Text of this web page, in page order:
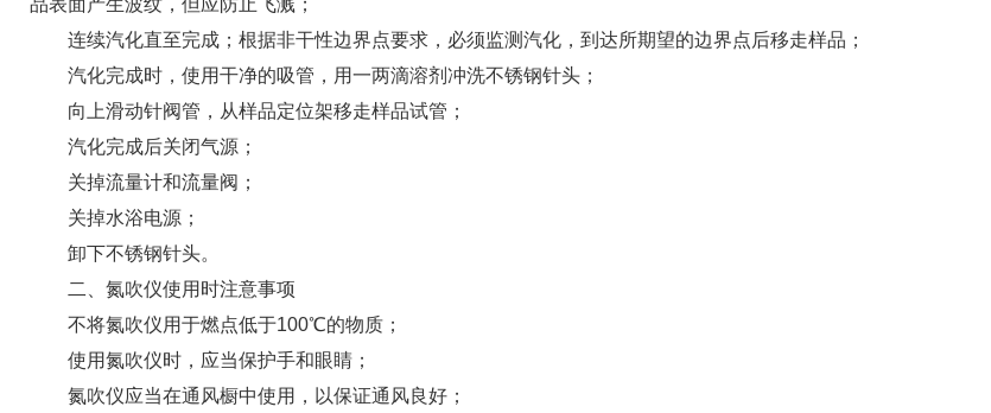
品表面产生波纹，但应防止飞溅；
连续汽化直至完成；根据非干性边界点要求，必须监测汽化，到达所期望的边界点后移走样品；
汽化完成时，使用干净的吸管，用一两滴溶剂冲洗不锈钢针头；
向上滑动针阀管，从样品定位架移走样品试管；
汽化完成后关闭气源；
关掉流量计和流量阀；
关掉水浴电源；
卸下不锈钢针头。
二、氮吹仪使用时注意事项
不将氮吹仪用于燃点低于100℃的物质；
使用氮吹仪时，应当保护手和眼睛；
氮吹仪应当在通风橱中使用，以保证通风良好；